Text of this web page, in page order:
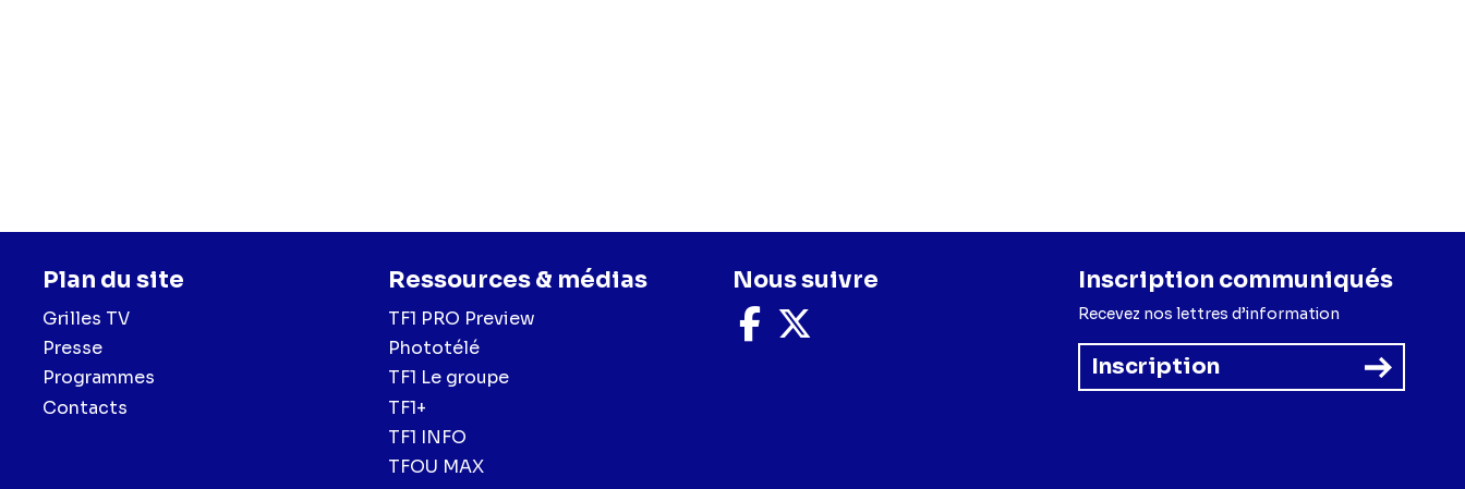
Plan du site
Grilles TV
Presse
Programmes
Contacts
Ressources & médias
TF1 PRO Preview
Phototélé
TF1 Le groupe
TF1+
TF1 INFO
TFOU MAX
Nous suivre
Nous
suivre
Inscription communiqués
Recevez nos lettres d’information
Inscription